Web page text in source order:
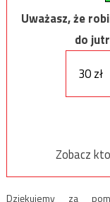
Uważasz, że
do
30 zł
Zobacz
Dziękujemy za